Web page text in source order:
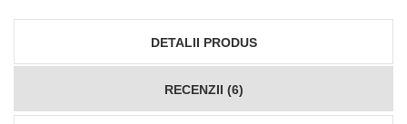
DETALII PRODUS
RECENZII (6)